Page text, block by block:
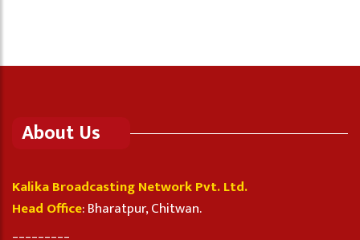
About Us
Kalika Broadcasting Network Pvt. Ltd.
Head Office: Bharatpur, Chitwan.